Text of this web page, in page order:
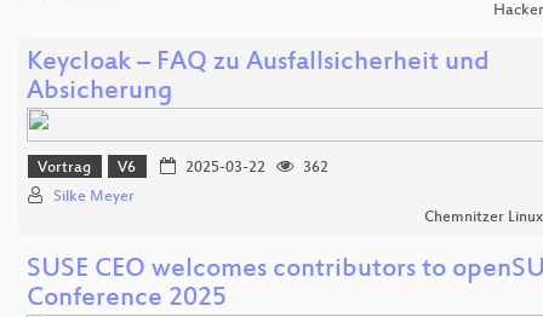
Keycloak – FAQ zu Ausfallsicherheit und
Absicherung
Vortrag V6 2025-03-22
362
Silke Meyer
Chemnitzer
SUSE CEO welcomes contributors to
Conference 2025